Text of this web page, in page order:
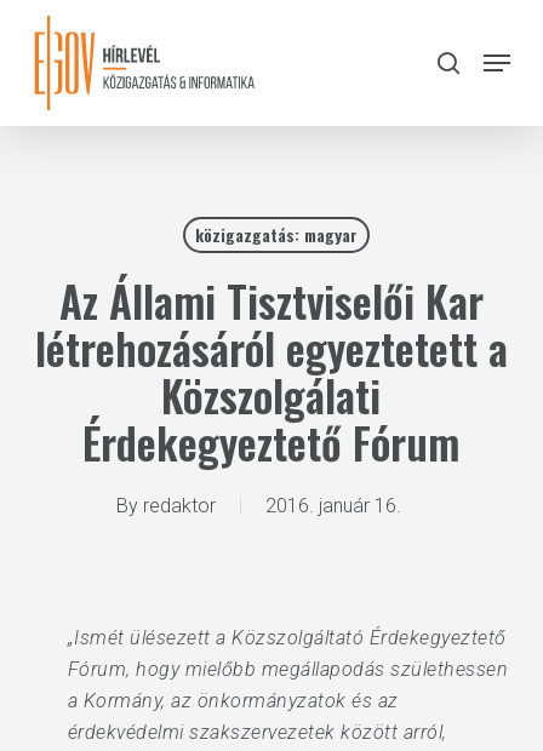
content
search
Menu
közigazgatás: magyar
Az Állami Tisztviselői Kar
létrehozásáról egyeztetett a
Közszolgálati
Érdekegyeztető Fórum
By redaktor 2016. január 16.
„Ismét ülésezett a Közszolgáltató Érdekegyeztető
Fórum, hogy mielőbb megállapodás születhessen
a Kormány, az önkormányzatok és az
érdekvédelmi szakszervezetek között arról,
Close